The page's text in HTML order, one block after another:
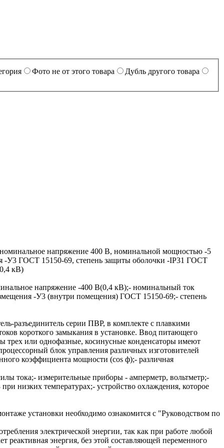
Фото не от этого товара Дубль другого товара
напряжение 400 В, номинальной мощностью -5
-У3 ГОСТ 15150-69, степень защиты оболочки -IP31 ГОСТ
кВ)
напряжение -400 В(0,4 кВ);- номинальный ток
-У3 (внутри помещения) ГОСТ 15150-69;- степень
разъединитель серии ПВР, в комплекте с плавкими
короткого замыкания в установке. Ввод питающего
трех или однофазные, косинусные конденсаторы имеют
блок управления различных изготовителей
коэффициента мощности (cos ф);- различная
тока;- измерительные приборы - амперметр, вольтметр;-
низких температурах;- устройство охлаждения, которое
установки необходимо ознакомится с "Руководством по
электрической энергии, так как при работе любой
реактивная энергия, без этой составляющей переменного